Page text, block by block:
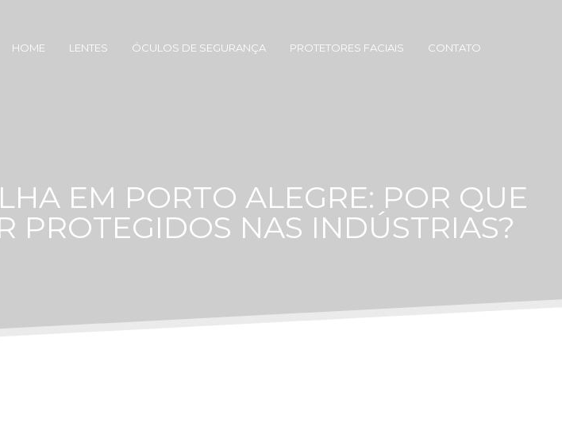
HOME LENTES ÓCULOS DE SEGURANÇA PROTETORES FACIAIS CONTATO
EM PORTO ALEGRE: POR QUE
PROTEGIDOS NAS INDÚSTRIAS?